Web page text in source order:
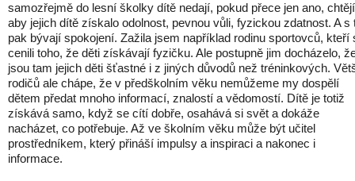
samozřejmě do lesní školky dítě nedají, pokud přece jen ano,
aby jejich dítě získalo odolnost, pevnou vůli, fyzickou zdatnost. A s
pak bývají spokojení. Zažila jsem například rodinu sportovců, kteří
cenili toho, že děti získávají fyzičku. Ale postupně jim docházelo,
jsou tam jejich děti šťastné i z jiných důvodů než tréninkových.
rodičů ale chápe, že v předškolním věku nemůžeme my dospělí
dětem předat mnoho informací, znalostí a vědomostí. Dítě je totiž
získává samo, když se cítí dobře, osahává si svět a dokáže
nacházet, co potřebuje. Až ve školním věku může být učitel
prostředníkem, který přináší impulsy a inspiraci a nakonec i
informace.